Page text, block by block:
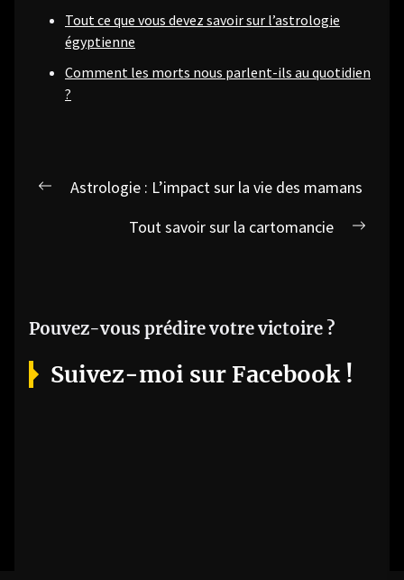
Tout ce que vous devez savoir sur l’astrologie
égyptienne
Comment les morts nous parlent-ils au quotidien
?
Navigation
PreviousAstrologie : L’impact sur la vie des mamans
Tout savoir sur la cartomancie
Pouvez-vous prédire votre victoire ?
Suivez-moi sur Facebook !